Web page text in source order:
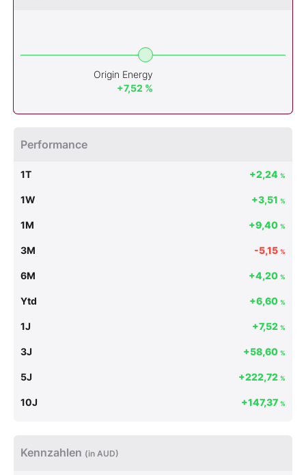
Origin Energy
+7,52 %
Performance
1T +2,24 %
1W +3,51 %
1M +9,40 %
3M -5,15 %
6M +4,20 %
Ytd +6,60 %
1J +7,52 %
3J +58,60 %
5J +222,72 %
10J +147,37 %
Kennzahlen (in AUD)